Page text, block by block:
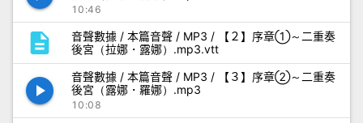
10:46
description
音聲數據 / 本篇音聲 / MP3 / 【２】序章①～二重奏
後宮（拉娜・露娜）.mp3.vtt
play_arrow
音聲數據 / 本篇音聲 / MP3 / 【３】序章②～二重奏
後宮（露娜・羅娜）.mp3
10:08